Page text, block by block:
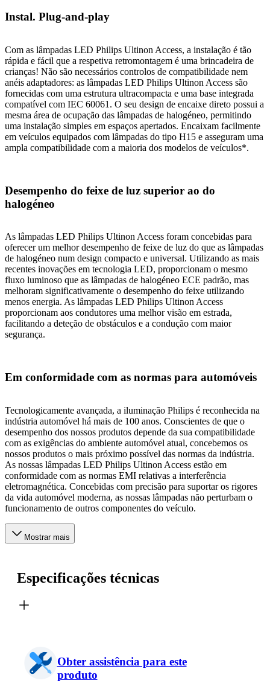
Instal. Plug-and-play
Com as lâmpadas LED Philips Ultinon Access, a instalação é tão
rápida e fácil que a respetiva retromontagem é uma brincadeira de
crianças! Não são necessários controlos de compatibilidade nem
anéis adaptadores: as lâmpadas LED Philips Ultinon Access são
fornecidas com uma estrutura ultracompacta e uma base integrada
compatível com IEC 60061. O seu design de encaixe direto possui a
mesma área de ocupação das lâmpadas de halogéneo, permitindo
uma instalação simples em espaços apertados. Encaixam facilmente
em veículos equipados com lâmpadas do tipo H15 e asseguram uma
ampla compatibilidade com a maioria dos modelos de veículos*.
Desempenho do feixe de luz superior ao do
halogéneo
As lâmpadas LED Philips Ultinon Access foram concebidas para
oferecer um melhor desempenho de feixe de luz do que as lâmpadas
de halogéneo num design compacto e universal. Utilizando as mais
recentes inovações em tecnologia LED, proporcionam o mesmo
fluxo luminoso que as lâmpadas de halogéneo ECE padrão, mas
melhoram significativamente o desempenho do feixe utilizando
menos energia. As lâmpadas LED Philips Ultinon Access
proporcionam aos condutores uma melhor visão em estrada,
facilitando a deteção de obstáculos e a condução com maior
segurança.
Em conformidade com as normas para automóveis
Tecnologicamente avançada, a iluminação Philips é reconhecida na
indústria automóvel há mais de 100 anos. Conscientes de que o
desempenho dos nossos produtos depende da sua compatibilidade
com as exigências do ambiente automóvel atual, concebemos os
nossos produtos o mais próximo possível das normas da indústria.
As nossas lâmpadas LED Philips Ultinon Access estão em
conformidade com as normas EMI relativas a interferência
eletromagnética. Concebidas com precisão para suportar os rigores
da vida automóvel moderna, as nossas lâmpadas não perturbam o
funcionamento de outros componentes do veículo.
Mostrar mais
Especificações técnicas
Obter assistência para este
produto